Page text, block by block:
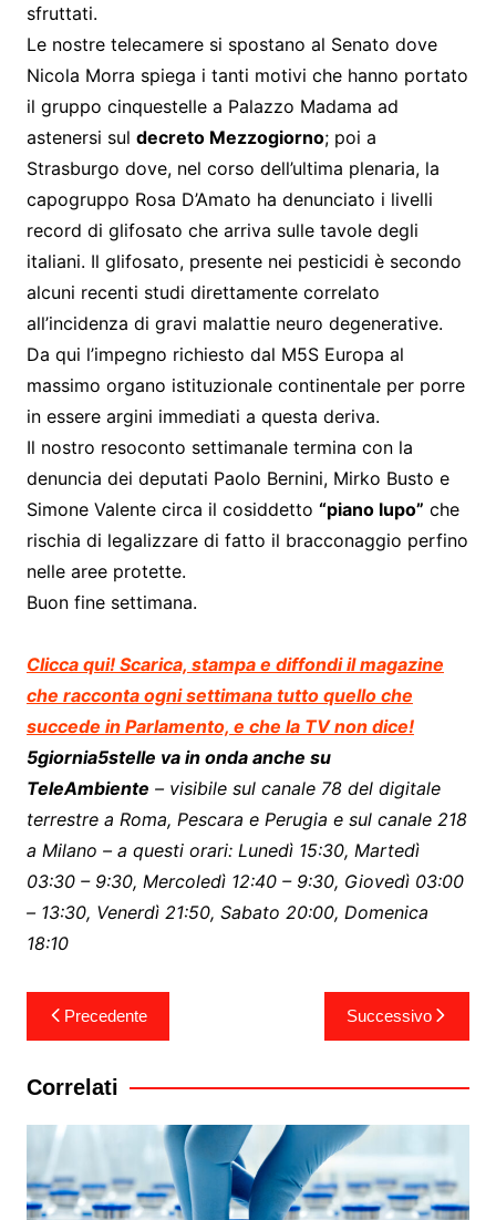
sfruttati.
Le nostre telecamere si spostano al Senato dove
Nicola Morra spiega i tanti motivi che hanno portato
il gruppo cinquestelle a Palazzo Madama ad
astenersi sul decreto Mezzogiorno; poi a
Strasburgo dove, nel corso dell’ultima plenaria, la
capogruppo Rosa D’Amato ha denunciato i livelli
record di glifosato che arriva sulle tavole degli
italiani. Il glifosato, presente nei pesticidi è secondo
alcuni recenti studi direttamente correlato
all’incidenza di gravi malattie neuro degenerative.
Da qui l’impegno richiesto dal M5S Europa al
massimo organo istituzionale continentale per porre
in essere argini immediati a questa deriva.
Il nostro resoconto settimanale termina con la
denuncia dei deputati Paolo Bernini, Mirko Busto e
Simone Valente circa il cosiddetto “piano lupo” che
rischia di legalizzare di fatto il bracconaggio perfino
nelle aree protette.
Buon fine settimana.
Clicca qui! Scarica, stampa e diffondi il magazine
che racconta ogni settimana tutto quello che
succede in Parlamento, e che la TV non dice!
5giornia5stelle va in onda anche su
TeleAmbiente – visibile sul canale 78 del digitale
terrestre a Roma, Pescara e Perugia e sul canale 218
a Milano – a questi orari: Lunedì 15:30, Martedì
03:30 – 9:30, Mercoledì 12:40 – 9:30, Giovedì 03:00
– 13:30, Venerdì 21:50, Sabato 20:00, Domenica
18:10
Navigazione
articoli
Precedente Successivo
Correlati